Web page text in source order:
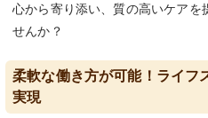
心から寄り添い、質の高いケアを
せんか？
柔軟な働き方が可能！ライフ
実現